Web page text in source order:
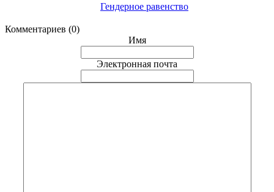
Гендерное равенство
Комментариев (0)
Имя
Электронная почта